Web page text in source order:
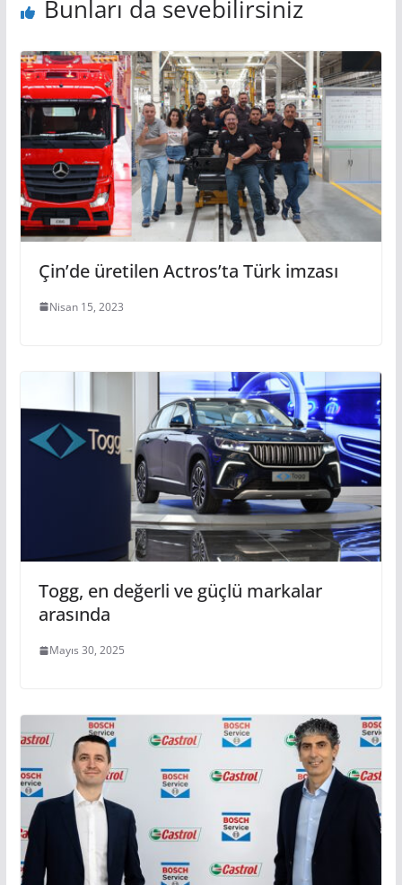
Bunları da sevebilirsiniz
Çin’de üretilen Actros’ta Türk imzası
Nisan 15, 2023
Togg, en değerli ve güçlü markalar
arasında
Mayıs 30, 2025